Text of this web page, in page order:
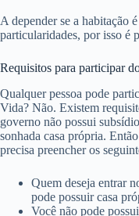
A depender se a habitação
particularidades, por isso é
Requisitos para participar
Qualquer pessoa pode
Vida? Não. Existem
governo não possui
sonhada casa própria.
precisa preencher os
Quem deseja entrar
pode possuir casa
Você não pode